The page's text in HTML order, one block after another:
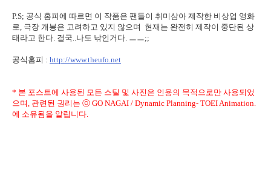
P.S; 공식 홈피에 따르면 이 작품은 팬들이 취미삼아 제작한 비상업 영화
로, 극장 개봉은 고려하고 있지 않으며 현재는 완전히 제작이 중단된 상
태라고 한다. 결국..나도 낚인거다. ㅡㅡ;;
공식홈피 : http://www.theufo.net
* 본 포스트에 사용된 모든 스틸 및 사진은 인용의 목적으로만 사용되었
으며, 관련된 권리는 ⓒ GO NAGAI / Dynamic Planning- TOEI Animation.
에 소유됨을 알립니다.